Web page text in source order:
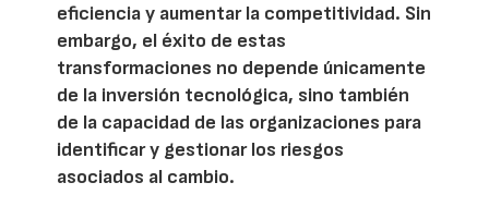
eficiencia y aumentar la competitividad. Sin
embargo, el éxito de estas
transformaciones no depende únicamente
de la inversión tecnológica, sino también
de la capacidad de las organizaciones para
identificar y gestionar los riesgos
asociados al cambio.